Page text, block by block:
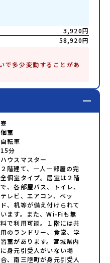
3,920円
58,920円
で多少変動することがあ
寮
個室
自転車
15分
ハウスマスター
２階建て、一人一部屋の完
全個室タイプ。居室は２階
で、各部屋バス、トイレ、
テレビ、エアコン、ベッ
ド、机等が備え付けられて
います。また、Wi-Fiも無
料で利用可能。１階には共
用のランドリー、食堂、学
習室があります。宮城県内
に身元引受人がいない場
合、南三陸町が身元引受人